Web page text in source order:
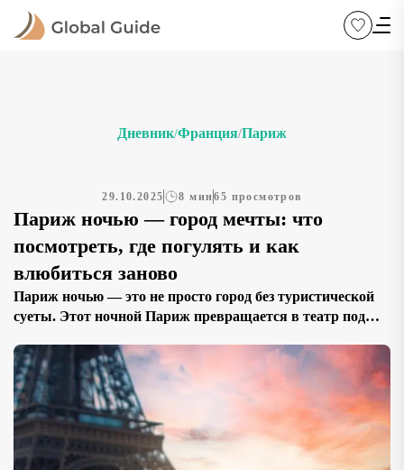
Дневник/Франция/Париж
29.10.2025 8 мин65 просмотров
Париж ночью — город мечты: что
посмотреть, где погулять и как
влюбиться заново
Париж ночью — это не просто город без туристической
суеты. Этот ночной Париж превращается в театр под
оживают в новом свете. Если вы ищете, что посмотреть
в Париже ночью, куда сходить вечером и какие
маршруты выбрать для прогулки — этот путеводитель
поможет открыть Город огней по-новому. Когда солнце
[…]